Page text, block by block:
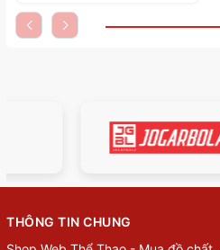
THÔNG TIN CHUNG